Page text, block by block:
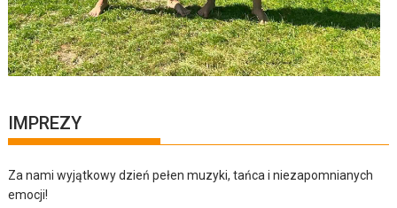
IMPREZY
Za nami wyjątkowy dzień pełen muzyki, tańca i niezapomnianych
emocji!